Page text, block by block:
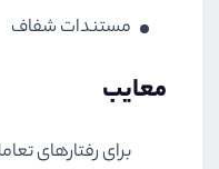
مستندات شفاف
معایب